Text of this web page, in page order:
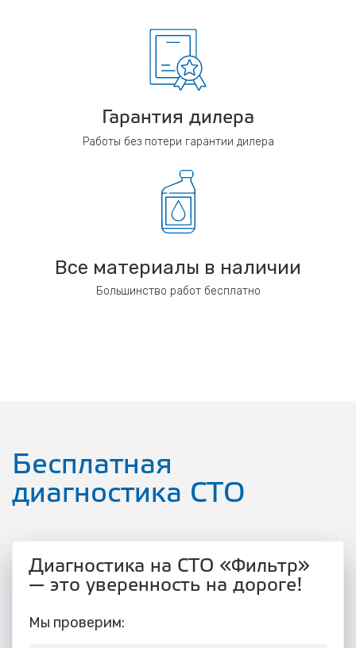
Гарантия дилера
Работы без потери гарантии дилера
Все материалы в наличии
Большинство работ бесплатно
Бесплатная
диагностика СТО
Диагностика на СТО «Фильтр»
— это уверенность на дороге!
Мы проверим: